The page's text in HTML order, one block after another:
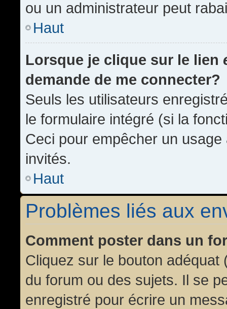
ou un administrateur peut
Haut
Lorsque je clique sur le lien
demande de me connecter?
Seuls les utilisateurs
le formulaire intégré (si la
Ceci pour empêcher un
invités.
Haut
Problèmes liés aux
Comment poster dans un
Cliquez sur le bouton
du forum ou des sujets. Il se
enregistré pour écrire un